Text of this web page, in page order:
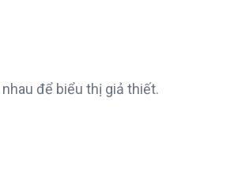
để biểu thị giả thiết.